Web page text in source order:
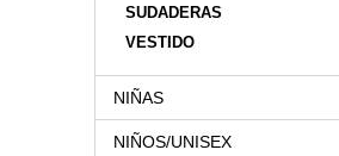
SUDADERAS
VESTIDO
NIÑAS
NIÑOS/UNISEX